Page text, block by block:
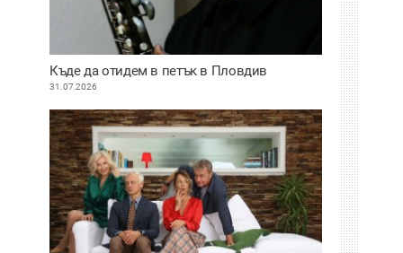
Къде да отидем в петък в Пловдив
31.07.2026